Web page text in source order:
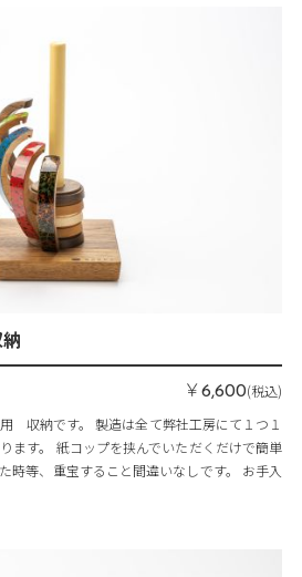
￥6,600(税込)
収納です。 製造は全て弊社工房にて１つ１
ます。 紙コップを挟んでいただくだけで簡単
時等、重宝すること間違いなしです。 お手入